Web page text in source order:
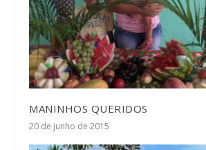
MANINHOS QUERIDOS
20 de junho de 2015